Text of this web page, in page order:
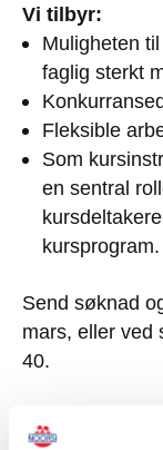
Vi tilbyr:
Muligheten
faglig sterkt
Fleksible
Som
en sentral
kursprogram.
Send søknad
mars, eller ved
40.